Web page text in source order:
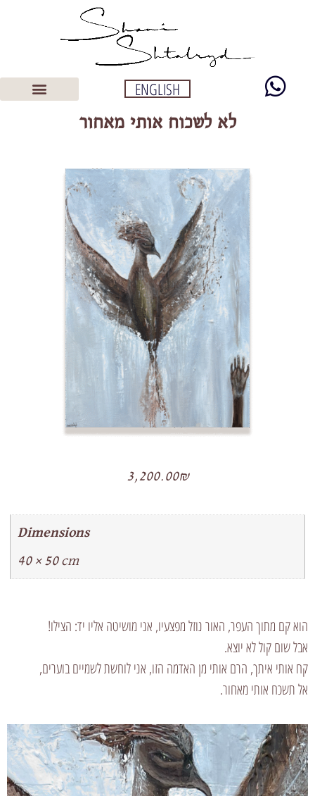
ENGLISH
לא לשכוח אותי מאחור
3,200.00₪
Dimensions
40 × 50 cm
הוא קם מתוך העפר, האור נוזל מפצעיו, אני מושיטה אליו יד: הצילו!
אבל שום קול לא יוצא.
קח אותי איתך, הרם אותי מן האדמה הזו, אני לוחשת לשמיים בוערים,
אל תשכח אותי מאחור.